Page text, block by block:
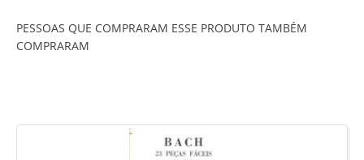
PESSOAS QUE COMPRARAM ESSE PRODUTO TAMBÉM
COMPRARAM